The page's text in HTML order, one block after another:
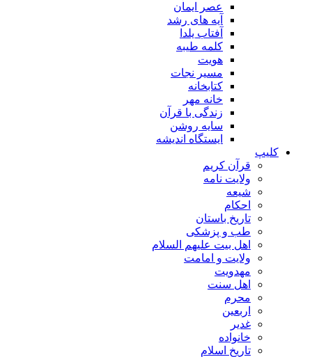
عصر ایمان
آیه های رشد
آفتاب یلدا
کلمه طیبه
هویت
مسیر نجات
کتابخانه
خانه مهر
زندگی با قرآن
سایه روشن
ایستگاه اندیشه
کلیپ
قرآن کریم
ولایت نامه
شیعه
احکام
تاریخ باستان
طب و پزشکی
اهل بیت علیهم السلام
ولایت و امامت
مهدویت
اهل سنت
محرم
اربعین
غدیر
خانواده
تاریخ اسلام